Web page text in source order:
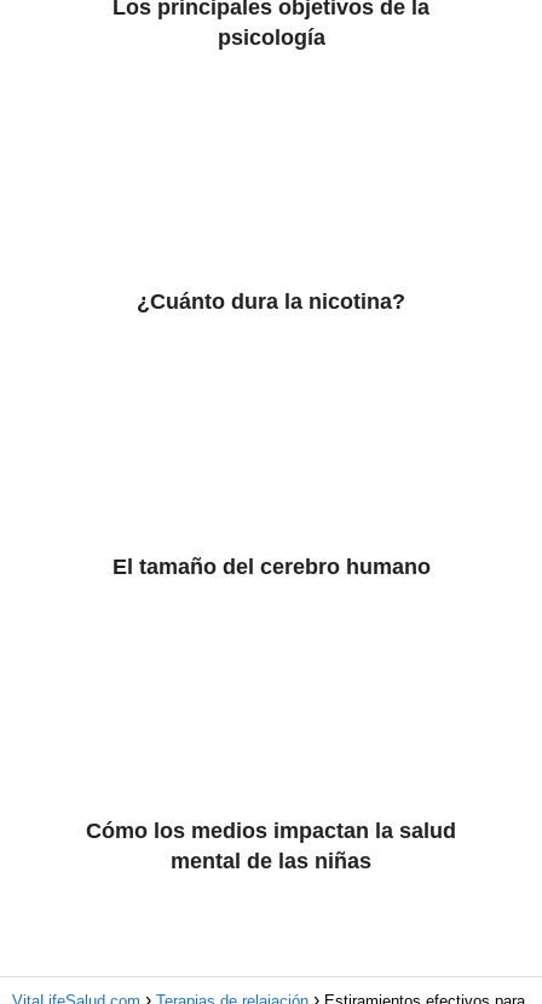
Los principales objetivos de la
psicología
¿Cuánto dura la nicotina?
El tamaño del cerebro humano
Cómo los medios impactan la salud
mental de las niñas